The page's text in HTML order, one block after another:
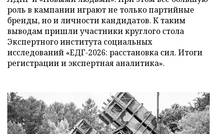
роль в кампании играют не только партийные
бренды, но и личности кандидатов. К таким
выводам пришли участники круглого стола
Экспертного института социальных
исследований «ЕДГ-2026: расстановка сил. Итоги
регистрации и экспертная аналитика».